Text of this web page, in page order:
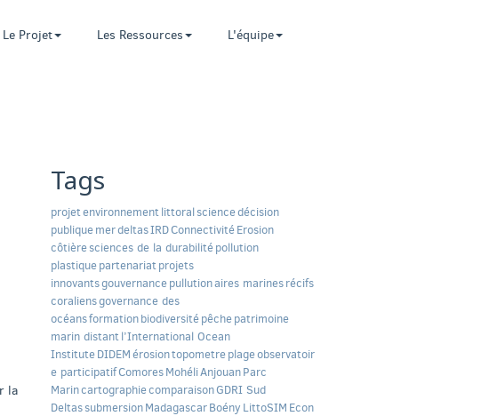
Le Projet Les Ressources L'équipe
la
Tags
projetenvironnementlittoralsciencedécision
publiquemerdeltasIRDConnectivitéErosion
côtièresciences de la durabilitépollution
plastiquepartenariatprojets
innovantsgouvernancepullutionaires marinesrécifs
coraliensgovernance des
océansformationbiodiversitépêchepatrimoine
marin distantl’International Ocean
InstituteDIDEMérosiontopometreplageobservatoir
e participatifComoresMohéliAnjouanParc
MarincartographiecomparaisonGDRI Sud
DeltassubmersionMadagascarBoény LittoSIM Econ